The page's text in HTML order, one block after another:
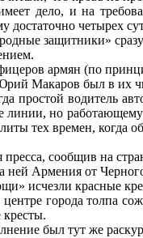
дело, и на
достаточно четырех
защитники»
армян (по
Макаров был в их
простой водитель
линии, но
тех времен, когда
сообщив на
ней Армения от
исчезли красные
центре города толпа
был тут же